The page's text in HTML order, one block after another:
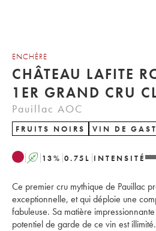
ENCHÈRE
CHÂTEAU LAFITE
Pauillac AOC
FRUITS NOIRS VIN DE
A 13% 0.75 L INTENSITÉ
Ce premier cru mythique de Pauillac
exceptionnelle, et qui déploie une
fabuleuse. Sa matière
potentiel de garde de ce vin est illimité.